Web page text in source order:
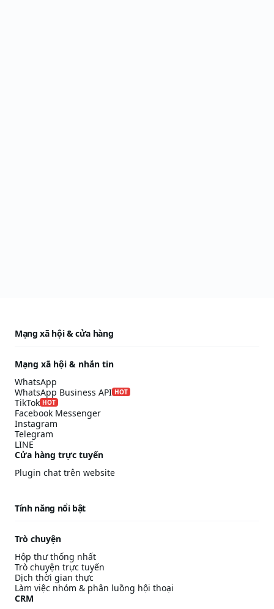
Mạng xã hội & cửa hàng
Mạng xã hội & nhắn tin
WhatsApp
WhatsApp Business API HOT
TikTok HOT
Facebook Messenger
Instagram
Telegram
LINE
Cửa hàng trực tuyến
Plugin chat trên website
Tính năng nổi bật
Trò chuyện
Hộp thư thống nhất
Trò chuyện trực tuyến
Dịch thời gian thực
Làm việc nhóm & phân luồng hội thoại
CRM